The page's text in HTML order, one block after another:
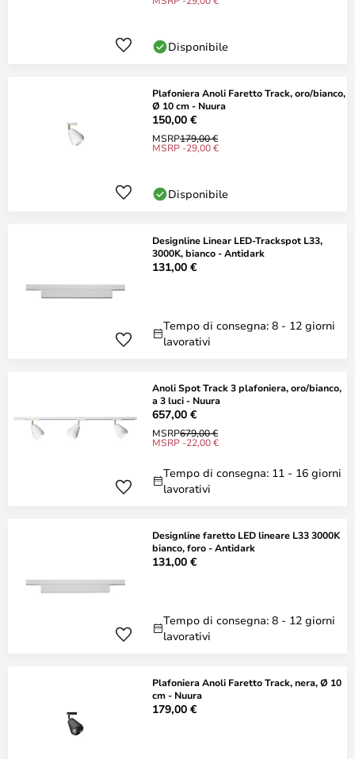
Disponibile
Plafoniera Anoli Faretto Track, oro/bianco,
Ø 10 cm - Nuura
150,00 €
MSRP179,00 €
MSRP -29,00 €
Disponibile
Designline Linear LED-Trackspot L33,
3000K, bianco - Antidark
131,00 €
Tempo di consegna: 8 - 12 giorni
lavorativi
Anoli Spot Track 3 plafoniera, oro/bianco,
a 3 luci - Nuura
657,00 €
MSRP679,00 €
MSRP -22,00 €
Tempo di consegna: 11 - 16 giorni
lavorativi
Designline faretto LED lineare L33 3000K
bianco, foro - Antidark
131,00 €
Tempo di consegna: 8 - 12 giorni
lavorativi
Plafoniera Anoli Faretto Track, nera, Ø 10
cm - Nuura
179,00 €